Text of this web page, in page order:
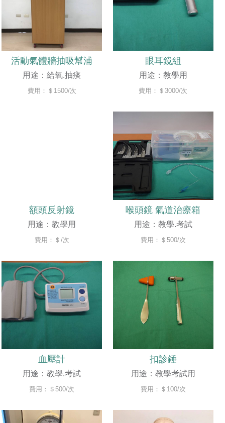
活動氣體牆抽吸幫浦
用途：給氧.抽痰
費用：＄1500/次
眼耳鏡組
用途：教學用
費用：＄3000/次
額頭反射鏡
用途：教學用
費用：＄/次
喉頭鏡 氣道治療箱
用途：教學.考試
費用：＄500/次
血壓計
用途：教學.考試
費用：＄500/次
扣診錘
用途：教學考試用
費用：＄100/次